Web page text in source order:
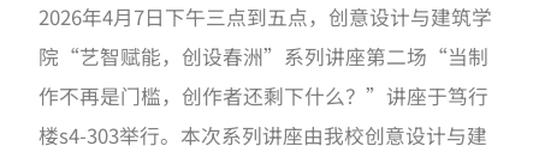
讲啦！
2026年4月7日下午三点到五点，创意设计与建筑学
院“艺智赋能，创设春洲”系列讲座第二场“当制
作不再是门槛，创作者还剩下什么？”讲座于笃行
楼s4-303举行。本次系列讲座由我校创意设计与建